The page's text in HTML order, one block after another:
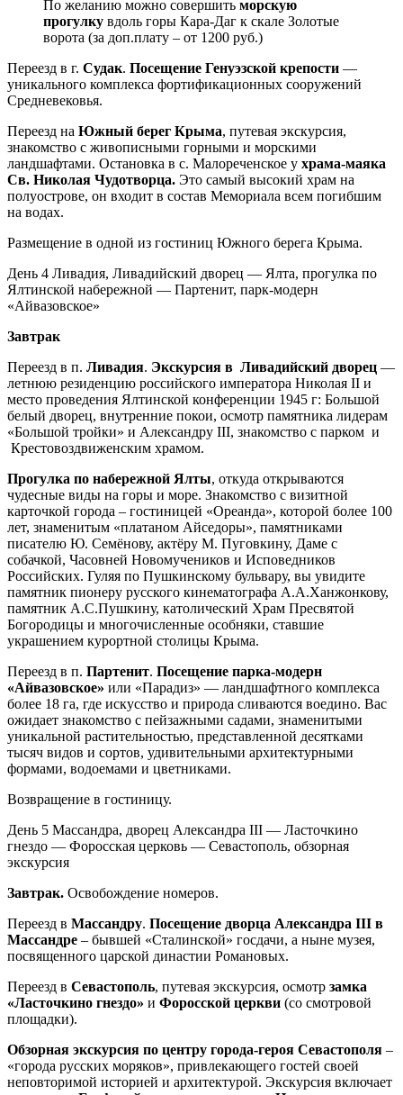
По желанию можно совершить морскую
прогулку вдоль горы Кара-Даг к скале Золотые
ворота (за доп.плату – от 1200 руб.)
Переезд в г. Судак. Посещение Генуэзской крепости —
уникального комплекса фортификационных сооружений
Средневековья.
Переезд на Южный берег Крыма, путевая экскурсия,
знакомство с живописными горными и морскими
ландшафтами. Остановка в с. Малореченское у храма-маяка
Св. Николая Чудотворца. Это самый высокий храм на
полуострове, он входит в состав Мемориала всем погибшим
на водах.
Размещение в одной из гостиниц Южного берега Крыма.
День 4 Ливадия, Ливадийский дворец — Ялта, прогулка по
Ялтинской набережной — Партенит, парк-модерн
«Айвазовское»
Завтрак
Переезд в п. Ливадия. Экскурсия в Ливадийский дворец —
летнюю резиденцию российского императора Николая II и
место проведения Ялтинской конференции 1945 г: Большой
белый дворец, внутренние покои, осмотр памятника лидерам
«Большой тройки» и Александру III, знакомство с парком и
Крестовоздвиженским храмом.
Прогулка по набережной Ялты, откуда открываются
чудесные виды на горы и море. Знакомство с визитной
карточкой города – гостиницей «Ореанда», которой более 100
лет, знаменитым «платаном Айседоры», памятниками
писателю Ю. Семёнову, актёру М. Пуговкину, Даме с
собачкой, Часовней Новомучеников и Исповедников
Российских. Гуляя по Пушкинскому бульвару, вы увидите
памятник пионеру русского кинематографа А.А.Ханжонкову,
памятник А.С.Пушкину, католический Храм Пресвятой
Богородицы и многочисленные особняки, ставшие
украшением курортной столицы Крыма.
Переезд в п. Партенит. Посещение парка-модерн
«Айвазовское» или «Парадиз» — ландшафтного комплекса
более 18 га, где искусство и природа сливаются воедино. Вас
ожидает знакомство с пейзажными садами, знаменитыми
уникальной растительностью, представленной десятками
тысяч видов и сортов, удивительными архитектурными
формами, водоемами и цветниками.
Возвращение в гостиницу.
День 5 Массандра, дворец Александра III — Ласточкино
гнездо — Форосская церковь — Севастополь, обзорная
экскурсия
Завтрак. Освобождение номеров.
Переезд в Массандру. Посещение дворца Александра III в
Массандре – бывшей «Сталинской» госдачи, а ныне музея,
посвященного царской династии Романовых.
Переезд в Севастополь, путевая экскурсия, осмотр замка
«Ласточкино гнездо» и Форосской церкви (со смотровой
площадки).
Обзорная экскурсия по центру города-героя Севастополя –
«города русских моряков», привлекающего гостей своей
неповторимой историей и архитектурой. Экскурсия включает